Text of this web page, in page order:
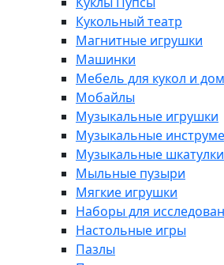
Кукольный театр
Магнитные игрушки
Машинки
Мебель для кукол и
Мобайлы
Музыкальные игрушки
Музыкальные
Музыкальные шкатулки
Мыльные пузыри
Мягкие игрушки
Наборы для
Настольные игры
Пазлы